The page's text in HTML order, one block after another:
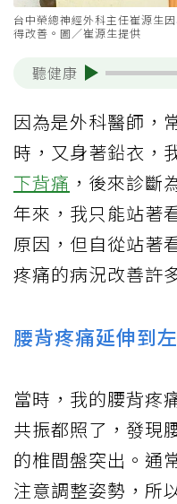
台中榮總神經外科主任崔源生
得改善。圖／崔源生提供
聽健康
因為是外科醫師，
時，又身著鉛衣，
下背痛 ，後來診斷
年來，我只能站著
原因，但自從站著
疼痛的病況改善許
腰背疼痛延伸到
當時，我的腰背疼
共振都照了，發現
的椎間盤突出。通
注意調整姿勢，所